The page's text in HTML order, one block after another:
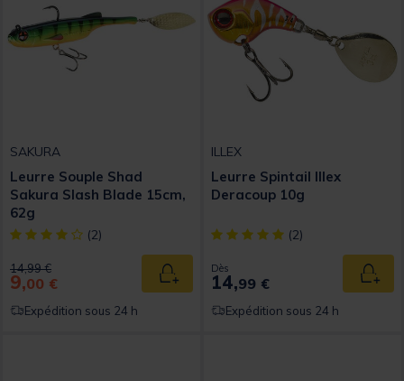
SAKURA
Leurre Souple Shad
Sakura Slash Blade 15cm,
62g
[object Object] out of 5 Customer Rating
(2)
Price reduced from
14,99 €to
9,00 € Ajouter au panier
Expédition sous 24 h
ILLEX
Leurre Spintail Illex
Deracoup 10g
[object Object] out of 5
(2)
Dès
14,99 €
Expédition sous 24 h